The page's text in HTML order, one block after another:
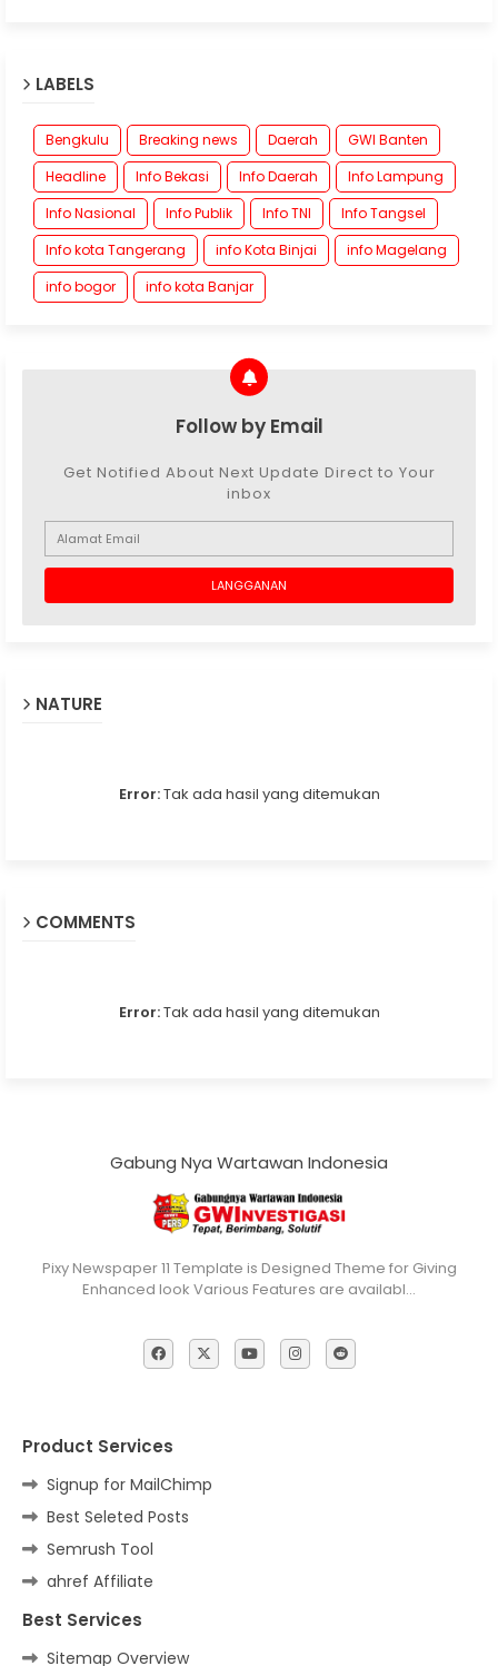
LABELS
Bengkulu Breaking news Daerah
GWI Banten
Headline
Info Bekasi Info Daerah
Info Lampung
Info Nasional
Info Publik Info TNI
Info Tangsel
Info kota Tangerang
info Kota Binjai
info Magelang
info bogor
info kota Banjar
Follow by Email
Get Notified About Next Update Direct to Your
inbox
NATURE
Error:Tak ada hasil yang ditemukan
COMMENTS
Error:Tak ada hasil yang ditemukan
Gabung Nya Wartawan Indonesia
Pixy Newspaper 11 Template is Designed Theme for Giving
Enhanced look Various Features are availabl…
Product Services
Signup for MailChimp
Best Seleted Posts
Semrush Tool
ahref Affiliate
Best Services
Sitemap Overview